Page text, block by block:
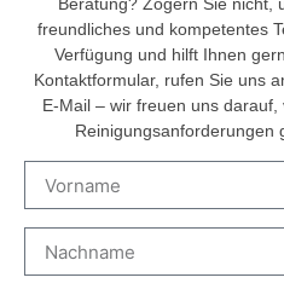
freundliches und kompetentes
Verfügung und hilft Ihnen
Kontaktformular, rufen Sie uns
E-Mail – wir freuen uns
Reinigungsanforderungen